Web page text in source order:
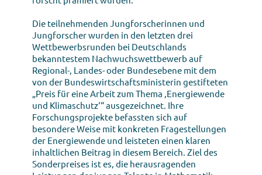
Die teilnehmenden Jungforscherinnen und
Jungforscher wurden in den letzten drei
Wettbewerbsrunden bei Deutschlands
bekanntestem Nachwuchswettbewerb auf
Regional-, Landes- oder Bundesebene mit dem
von der Bundeswirtschaftsministerin gestifteten
„Preis für eine Arbeit zum Thema ‚Energiewende
und Klimaschutz‘“ ausgezeichnet. Ihre
Forschungsprojekte befassten sich auf
besondere Weise mit konkreten Fragestellungen
der Energiewende und leisteten einen klaren
inhaltlichen Beitrag in diesem Bereich. Ziel des
Sonderpreises ist es, die herausragenden